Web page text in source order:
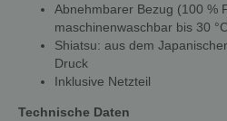
Abnehmbarer Bezug (100 %
maschinenwaschbar bis 30
Shiatsu: aus dem
Druck
Inklusive Netzteil
Technische Daten